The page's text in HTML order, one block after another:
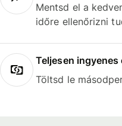
Mentsd el a
időre ellenőrizni
Teljesen
Töltsd le